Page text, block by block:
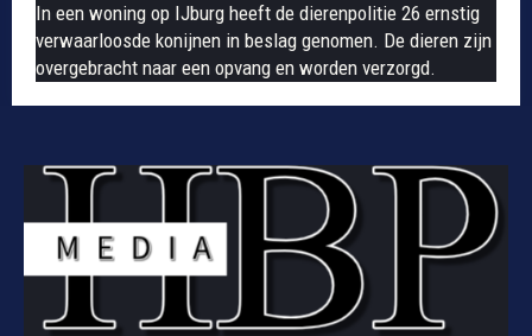
In een woning op IJburg heeft de dierenpolitie 26 ernstig
verwaarloosde konijnen in beslag genomen. De dieren zijn
overgebracht naar een opvang en worden verzorgd.